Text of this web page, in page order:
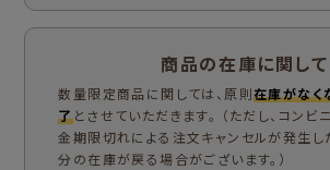
商品の在庫に関して
数量限定商品に関しては、原則在庫がなく
了とさせていただきます。 （ただし、コン
金期限切れによる注文キャンセルが発生し
分の在庫が戻る場合がございます。）